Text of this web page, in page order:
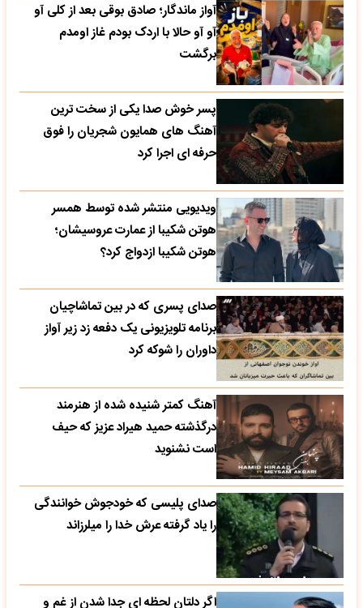
آواز ماندگار؛ صادق بوقی بعد از کلی آو
آو آو حالا با اردک بودم غاز اومدم
برگشت
پسر خوش صدا یکی از سخت ترین
آهنگ های همایون شجریان را فوق
حرفه ای اجرا کرد
ویدیویی منتشر شده توسط همسر
هوتن شکیبا از عمارت عروسیشان؛
هوتن شکیبا ازدواج کرد؟
صدای پسری که در بین تماشاچیان
برنامه تلویزیونی یک دفعه زد زیر آواز
داوران را شوکه کرد
آهنگ کمتر شنیده شده از هنرمند
درگذشته حمید هیراد عزیز که حیف
است نشنوید
صدای پلیسی که خودجوش خوانندگی
را یاد گرفته عرش خدا را میلرزاند
اگر دلتان لحظه ای جدا شدن از غم و